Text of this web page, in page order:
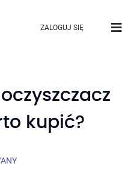
ZALOGUJ SIĘ
kupić?